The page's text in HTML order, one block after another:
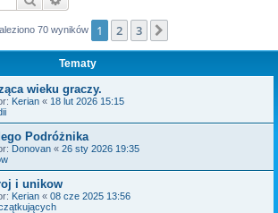
70 wyników 1 2 3
Tematy
wieku graczy.
Kerian « 18 lut 2026 15:15
Podróżnika
Donovan « 26 sty 2026 19:35
i unikow
Kerian « 08 cze 2025 13:56